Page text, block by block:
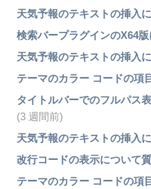
天気予報のテキストの挿入
検索バープラグインのX64
天気予報のテキストの挿入
テーマのカラー コードの項
タイトルバーでのフルパス
(3 週間前)
天気予報のテキストの挿入
改行コードの表示について
テーマのカラー コードの項